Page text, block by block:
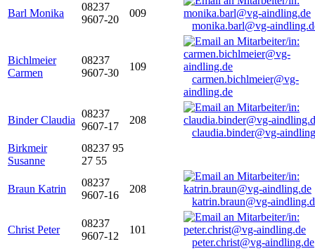
Barl Monika
08237
9607-20
009
monika.barl@vg-
Bichlmeier
Carmen
08237
9607-30
109
carmen.bichlmeier@vg-
aindling.de
Binder Claudia
08237
9607-17
208
claudia.binder@vg-
Birkmeir
Susanne
08237 95
27 55
Braun Katrin
08237
9607-16
208
katrin.braun@vg-
Christ Peter
08237
9607-12
101
peter.christ@vg-aindling.de